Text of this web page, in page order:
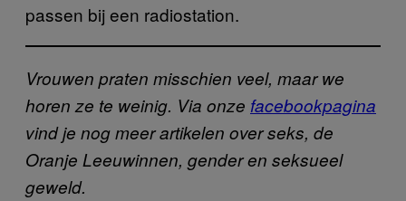
passen bij een radiostation.
Vrouwen praten misschien veel, maar we
horen ze te weinig. Via onze facebookpagina
vind je nog meer artikelen over seks, de
Oranje Leeuwinnen, gender en seksueel
geweld.